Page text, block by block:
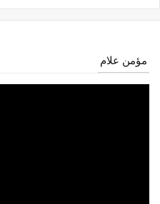
مؤمن علام